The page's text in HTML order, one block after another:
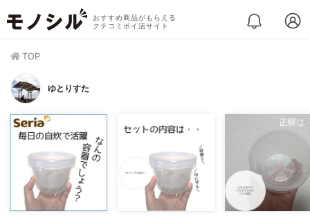
おすすめ商品がもらえる
クチコミポイ活サイト
TOP
ゆとりすた